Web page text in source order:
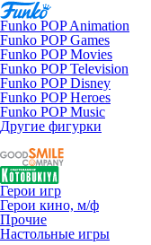
Funko POP Animation
Funko POP Games
Funko POP Movies
Funko POP Television
Funko POP Disney
Funko POP Heroes
Funko POP Music
Другие фигурки
Герои игр
Герои кино, м/ф
Прочие
Настольные игры